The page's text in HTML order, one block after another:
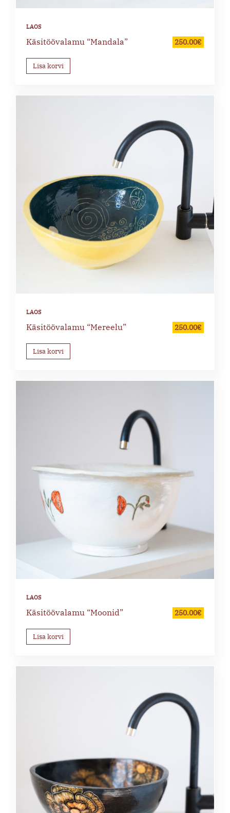
Käsitöövalamu “Mandala” 250.00€
Lisa korvi
Käsitöövalamu “Mereelu” 250.00€
Lisa korvi
Käsitöövalamu “Moonid” 250.00€
Lisa korvi